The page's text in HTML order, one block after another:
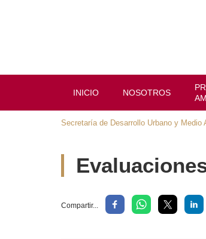
INICIO NOSOTROS
Secretaría de Desarrollo Urbano y Medio
Compartir...